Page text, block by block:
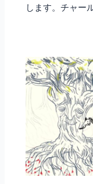
します。チャー